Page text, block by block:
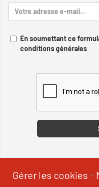
En soumettant ce
conditions générales
Gérer les cookies -